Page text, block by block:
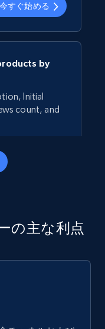
今すぐ始める
by
Initial
count, and
今すぐ始める
count, and
の主な利点